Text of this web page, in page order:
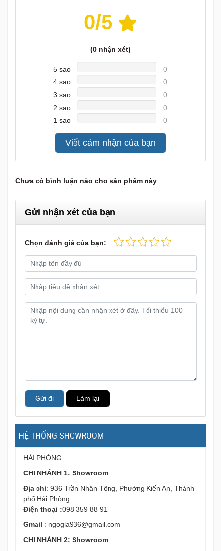
0/5
(0nhận xét)
5 sao
0
4 sao
0
3 sao
0
2 sao
0
1 sao
0
Viết cảm nhận của bạn
Chưa có bình luận nào cho sản phẩm này
Gửi nhận xét của bạn
Chọn đánh giá của bạn:
Gửi đi Làm lại
HỆ THỐNG SHOWROOM
HẢI PHÒNG
CHI NHÁNH 1: Showroom
Địa chỉ: 936 Trần Nhân Tông, Phường Kiến An, Thành
phố Hải Phòng
Điện thoại :098 359 88 91
Gmail : ngogia936@gmail.com
CHI NHÁNH 2: Showroom